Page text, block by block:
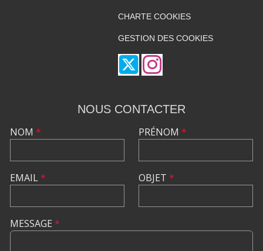
CHARTE COOKIES
GESTION DES COOKIES
NOUS CONTACTER
NOM *
EMAIL*
PRÉNOM *
OBJET *
MESSAGE *